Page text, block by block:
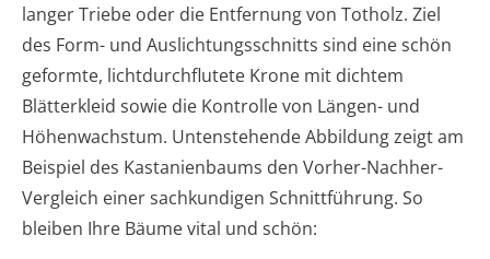
langer Triebe oder die Entfernung von Totholz. Ziel
des Form- und Auslichtungsschnitts sind eine schön
geformte, lichtdurchflutete Krone mit dichtem
Blätterkleid sowie die Kontrolle von Längen- und
Höhenwachstum. Untenstehende Abbildung zeigt am
Beispiel des Kastanienbaums den Vorher-Nachher-
Vergleich einer sachkundigen Schnittführung. So
bleiben Ihre Bäume vital und schön: